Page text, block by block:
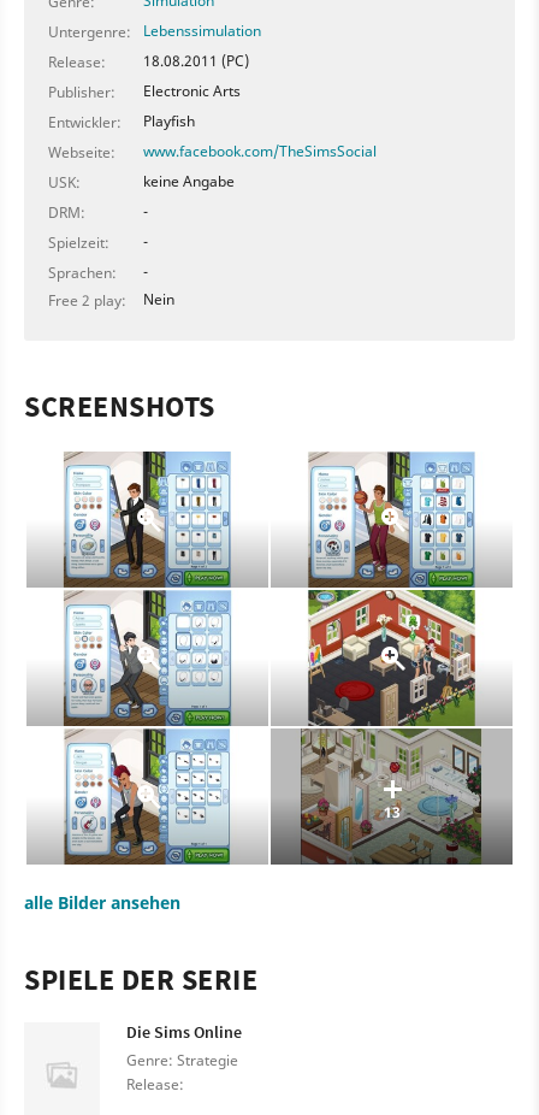
Untergenre:
Lebenssimulation
Release:
18.08.2011 (PC)
Publisher:
Electronic Arts
Entwickler:
Playfish
Webseite:
www.facebook.com/TheSimsSocial
USK:
keine Angabe
DRM:
-
Spielzeit:
-
Sprachen:
-
Free 2 play:
Nein
SCREENSHOTS
13
alle Bilder ansehen
SPIELE DER SERIE
Die Sims Online
Genre: Strategie
Release: